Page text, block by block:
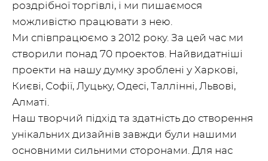
роздрібної торгівлі, і ми пишаємося
можливістю працювати з нею.
Ми співпрацюємо з 2012 року. За цей час ми
створили понад 70 проектов. Найвидатніші
проекти на нашу думку зроблені у Харкові,
Києві, Софії, Луцьку, Одесі, Таллінні, Львові,
Алматі.
Наш творчий підхід та здатність до створення
унікальних дизайнів завжди були нашими
основними сильними сторонами. Для нас